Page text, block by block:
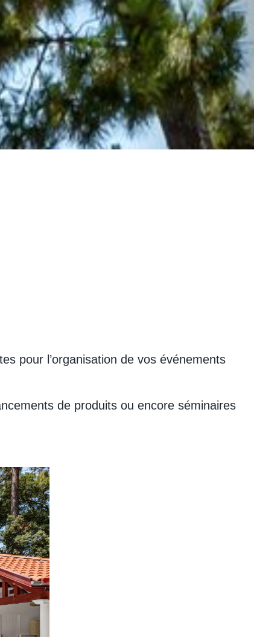
pour l’organisation de vos événements
de produits ou encore séminaires